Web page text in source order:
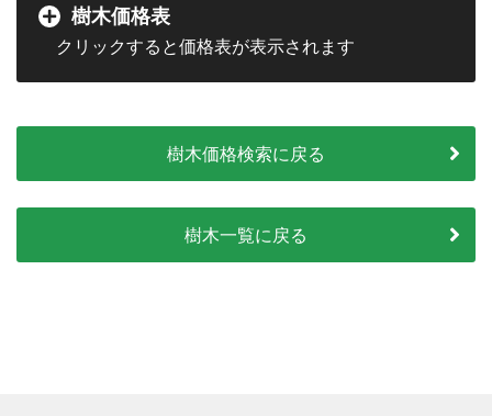
樹木価格表
樹木価格検索に戻る
樹木一覧に戻る